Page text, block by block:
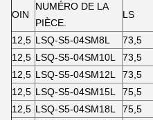
OIN
NUMÉRO DE LA
PIÈCE.
LS
12,5 LSQ-S5-04SM8L 73,5
12,5 LSQ-S5-04SM10L 73,5
12,5 LSQ-S5-04SM12L 73,5
12,5 LSQ-S5-04SM15L 75,5
12,5 LSQ-S5-04SM18L 75,5